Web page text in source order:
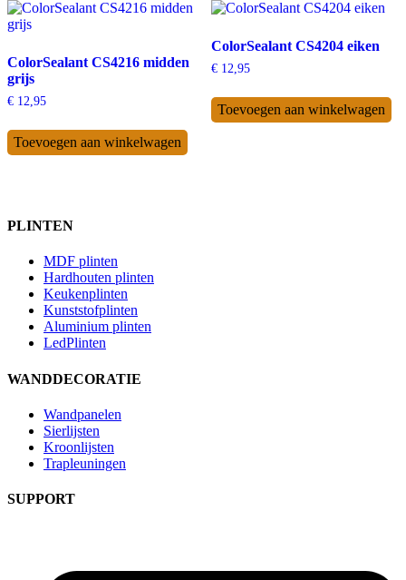
ColorSealant CS4216 midden
grijs
€ 12,95
Toevoegen aan winkelwagen
ColorSealant CS4204 eiken
€12,95
Toevoegen aan winkelwagen
PLINTEN
MDF plinten
Hardhouten plinten
Keukenplinten
Kunststofplinten
Aluminium plinten
LedPlinten
WANDDECORATIE
Wandpanelen
Sierlijsten
Kroonlijsten
Trapleuningen
SUPPORT